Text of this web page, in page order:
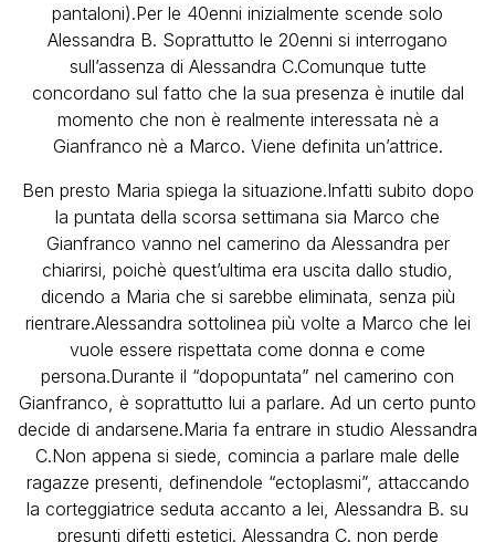
pantaloni).Per le 40enni inizialmente scende solo
Alessandra B. Soprattutto le 20enni si interrogano
sull’assenza di Alessandra C.Comunque tutte
concordano sul fatto che la sua presenza è inutile dal
momento che non è realmente interessata nè a
Gianfranco nè a Marco. Viene definita un’attrice.
Ben presto Maria spiega la situazione.Infatti subito dopo
la puntata della scorsa settimana sia Marco che
Gianfranco vanno nel camerino da Alessandra per
chiarirsi, poichè quest’ultima era uscita dallo studio,
dicendo a Maria che si sarebbe eliminata, senza più
rientrare.Alessandra sottolinea più volte a Marco che lei
vuole essere rispettata come donna e come
persona.Durante il “dopopuntata” nel camerino con
Gianfranco, è soprattutto lui a parlare. Ad un certo punto
decide di andarsene.Maria fa entrare in studio Alessandra
C.Non appena si siede, comincia a parlare male delle
ragazze presenti, definendole “ectoplasmi”, attaccando
la corteggiatrice seduta accanto a lei, Alessandra B. su
presunti difetti estetici. Alessandra C. non perde